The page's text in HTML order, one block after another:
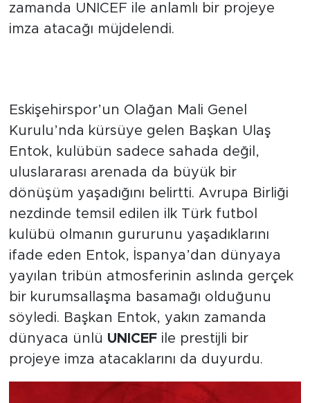
zamanda UNICEF ile anlamlı bir projeye
imza atacağı müjdelendi.
Eskişehirspor’un Olağan Mali Genel
Kurulu’nda kürsüye gelen Başkan Ulaş
Entok, kulübün sadece sahada değil,
uluslararası arenada da büyük bir
dönüşüm yaşadığını belirtti. Avrupa Birliği
nezdinde temsil edilen ilk Türk futbol
kulübü olmanın gururunu yaşadıklarını
ifade eden Entok, İspanya’dan dünyaya
yayılan tribün atmosferinin aslında gerçek
bir kurumsallaşma basamağı olduğunu
söyledi. Başkan Entok, yakın zamanda
dünyaca ünlü UNICEFile prestijli bir
projeye imza atacaklarını da duyurdu.